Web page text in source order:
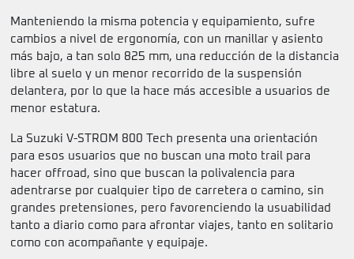
Manteniendo la misma potencia y equipamiento, sufre
cambios a nivel de ergonomía, con un manillar y asiento
más bajo, a tan solo 825 mm, una reducción de la distancia
libre al suelo y un menor recorrido de la suspensión
delantera, por lo que la hace más accesible a usuarios de
menor estatura.
La Suzuki V-STROM 800 Tech presenta una orientación
para esos usuarios que no buscan una moto trail para
hacer offroad, sino que buscan la polivalencia para
adentrarse por cualquier tipo de carretera o camino, sin
grandes pretensiones, pero favorenciendo la usuabilidad
tanto a diario como para afrontar viajes, tanto en solitario
como con acompañante y equipaje.